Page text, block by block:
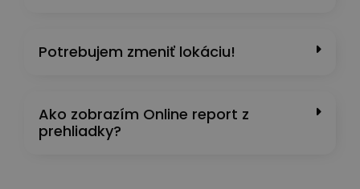
Potrebujem zmeniť lokáciu!
Ako zobrazím Online report z
prehliadky?